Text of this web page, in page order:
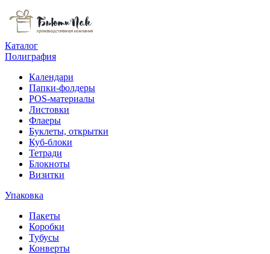
Каталог
Полиграфия
Календари
Папки-фолдеры
POS-материалы
Листовки
Флаеры
Буклеты, открытки
Куб-блоки
Тетради
Блокноты
Визитки
Упаковка
Пакеты
Коробки
Тубусы
Конверты